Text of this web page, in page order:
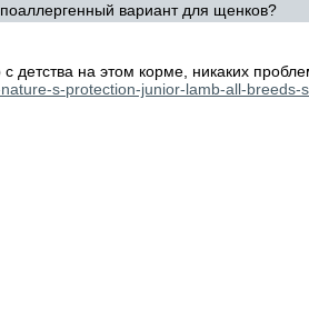
вариант для щенков?
детства на этом корме, никаких
s-protection-junior-lamb-all-